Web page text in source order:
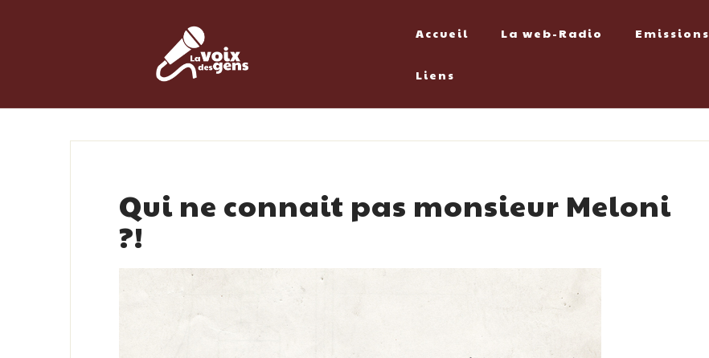
Accueil La web-Radio Emissions
Liens
Qui ne connait pas monsieur Meloni
?!